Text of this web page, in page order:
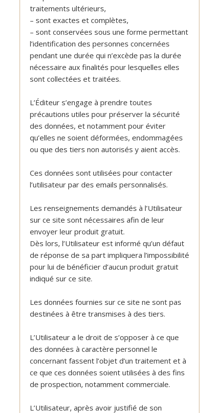
traitements ultérieurs,
– sont exactes et complètes,
– sont conservées sous une forme permettant
l’identification des personnes concernées
pendant une durée qui n’excède pas la durée
nécessaire aux finalités pour lesquelles elles
sont collectées et traitées.
L’Éditeur s’engage à prendre toutes
précautions utiles pour préserver la sécurité
des données, et notamment pour éviter
qu’elles ne soient déformées, endommagées
ou que des tiers non autorisés y aient accès.
Ces données sont utilisées pour contacter
l’utilisateur par des emails personnalisés.
Les renseignements demandés à l’Utilisateur
sur ce site sont nécessaires afin de leur
envoyer leur produit gratuit.
Dès lors, l’Utilisateur est informé qu’un défaut
de réponse de sa part impliquera l’impossibilité
pour lui de bénéficier d’aucun produit gratuit
indiqué sur ce site.
Les données fournies sur ce site ne sont pas
destinées à être transmises à des tiers.
L’Utilisateur a le droit de s’opposer à ce que
des données à caractère personnel le
concernant fassent l’objet d’un traitement et à
ce que ces données soient utilisées à des fins
de prospection, notamment commerciale.
L’Utilisateur, après avoir justifié de son